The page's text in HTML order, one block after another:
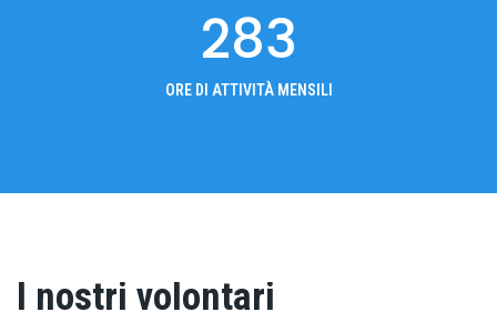
283
ORE DI ATTIVITÀ MENSILI
I nostri volontari